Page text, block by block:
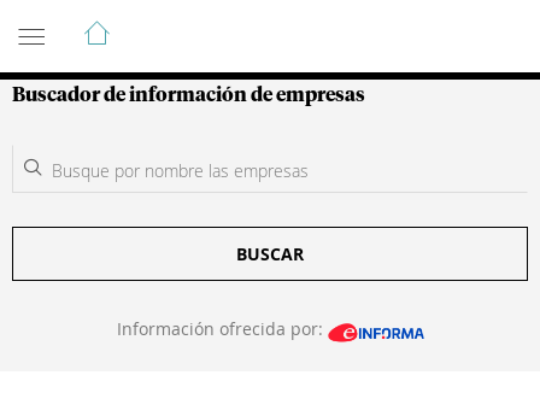
Guía de Empresas Colombianas
Buscador de información de empresas
BUSCAR
Información ofrecida por: